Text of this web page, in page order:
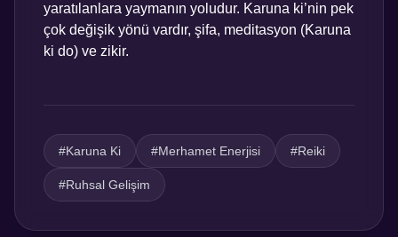
yaratılanlara yaymanın yoludur. Karuna ki’nin pek
çok değişik yönü vardır, şifa, meditasyon (Karuna
ki do) ve zikir.
#Karuna Ki #Merhamet Enerjisi #Reiki
#Ruhsal Gelişim